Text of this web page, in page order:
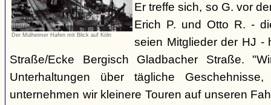
Der Mülheimer Hafen mit Blick auf Köln
Er treffe sich, so G. vor
Erich P. und Otto R. -
seien Mitglieder der HJ -
Straße/Ecke Bergisch Gladbacher Straße.
Unterhaltungen über tägliche
unternehmen wir kleinere Touren auf unseren